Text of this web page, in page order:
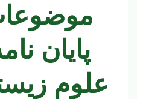
پایان
علوم